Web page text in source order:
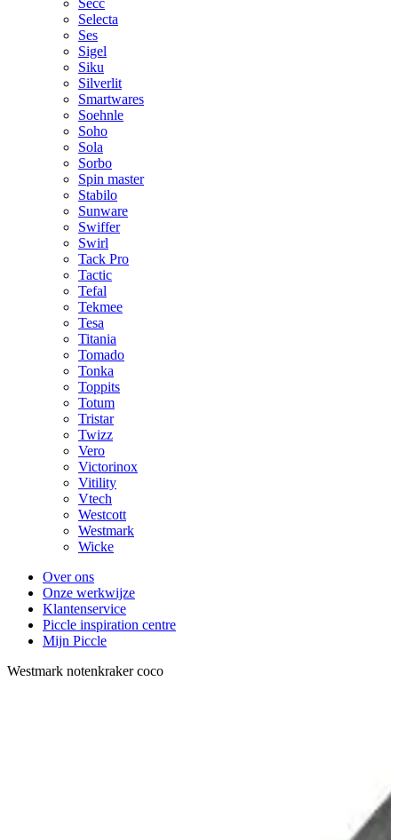
Secc
Selecta
Ses
Sigel
Siku
Silverlit
Smartwares
Soehnle
Soho
Sola
Sorbo
Spin master
Stabilo
Sunware
Swiffer
Swirl
Tack Pro
Tactic
Tefal
Tekmee
Tesa
Titania
Tomado
Tonka
Toppits
Totum
Tristar
Twizz
Vero
Victorinox
Vitility
Vtech
Westcott
Westmark
Wicke
Over ons
Onze werkwijze
Klantenservice
Piccle inspiration centre
Mijn Piccle
Westmark notenkraker coco